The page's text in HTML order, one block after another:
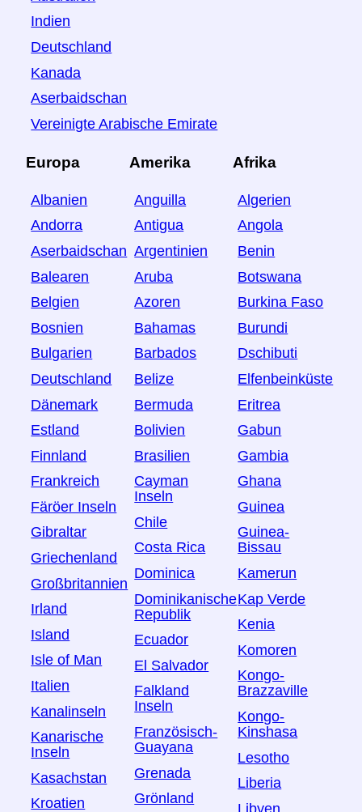
Indien
Deutschland
Kanada
Aserbaidschan
Vereinigte Arabische Emirate
Europa
Albanien
Andorra
Aserbaidschan
Balearen
Belgien
Bosnien
Bulgarien
Deutschland
Dänemark
Estland
Finnland
Frankreich
Färöer Inseln
Gibraltar
Griechenland
Großbritannien
Irland
Island
Isle of Man
Italien
Kanalinseln
Kanarische
Inseln
Kasachstan
Kroatien
Amerika
Anguilla
Antigua
Argentinien
Aruba
Azoren
Bahamas
Barbados
Belize
Bermuda
Bolivien
Brasilien
Cayman
Inseln
Chile
Costa Rica
Dominica
Dominikanische
Republik
Ecuador
El Salvador
Falkland
Inseln
Französisch-
Guayana
Grenada
Grönland
Afrika
Algerien
Angola
Benin
Botswana
Burkina Faso
Burundi
Dschibuti
Elfenbeinküste
Eritrea
Gabun
Gambia
Ghana
Guinea
Guinea-
Bissau
Kamerun
Kap Verde
Kenia
Komoren
Kongo-
Brazzaville
Kongo-
Kinshasa
Lesotho
Liberia
Libyen